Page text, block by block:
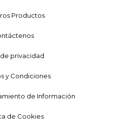
Productos
privacidad
y Condiciones
de Información
de Cookies